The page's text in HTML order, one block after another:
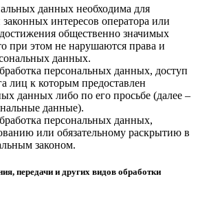
данных необходима для
интересов оператора или
общественно значимых
при этом не нарушаются права и
данных.
персональных данных, доступ
лиц к которым предоставлен
данных либо по его просьбе (далее –
данные).
персональных данных,
или обязательному раскрытию в
законом.
передачи и других видов обработки